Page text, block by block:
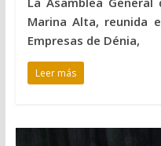
Marina Alta, reunida
Empresas de Dénia,
Leer más